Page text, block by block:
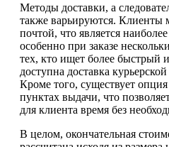
Методы доставки, а
также варьируются. Клиенты
почтой, что является
особенно при заказе
тех, кто ищет более быстрый
доступна доставка
Кроме того, существует опция
пунктах выдачи, что
для клиента время без
В целом, окончательная